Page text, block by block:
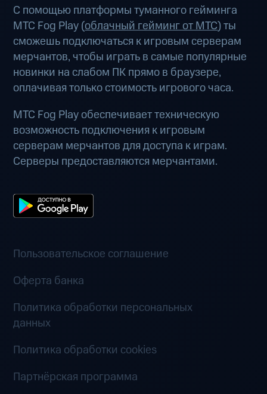
С помощью платформы туманного гейминга
МТС Fog Play (облачный гейминг от МТС) ты
сможешь подключаться к игровым серверам
мерчантов, чтобы играть в самые популярные
новинки на слабом ПК прямо в браузере,
оплачивая только стоимость игрового часа.
МТС Fog Play обеспечивает техническую
возможность подключения к игровым
серверам мерчантов для доступа к играм.
Серверы предоставляются мерчантами.
Пользовательское соглашение
Оферта банка
Политика обработки персональных
данных
Политика обработки cookies
Партнёрская программа